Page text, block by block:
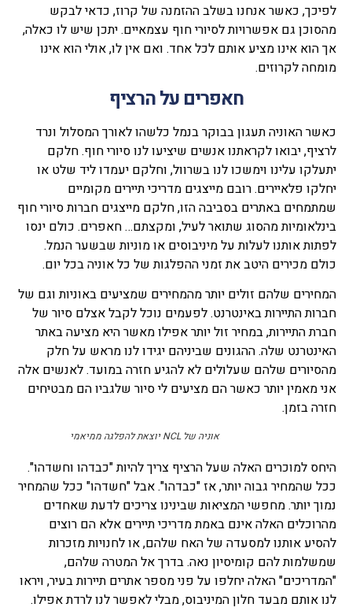
לפיכך, כאשר אנחנו בשלב ההזמנה של קרוז, כדאי לבקש
מהסוכן גם אפשרויות לסיורי חוף עצמאיים. יתכן שיש לו כאלה,
אך הוא אינו מציע אותם לכל אחד. ואם אין לו, אולי הוא אינו
מומחה לקרוזים.
חאפרים על הרציף
כאשר האוניה תעגון בבוקר בנמל כלשהו לאורך המסלול ונרד
לרציף, יבואו לקראתנו אנשים שיציעו לנו סיורי חוף. חלקם
יתעלקו עלינו וימשכו לנו בשרוול, וחלקם יעמדו ליד שלט או
יחלקו פלאיירים. רובם מייצגים מדריכי תיירים מקומיים
שמתמחים באתרים בסביבה הזו, חלקם מייצגים חברות סיורי חוף
בינלאומיות מהסוג שתואר לעיל, ומקצתם… חאפרים. כולם ינסו
לפתות אותנו לעלות על מיניבוסים או מוניות שבשער הנמל.
כולם מכירים היטב את זמני ההפלגות של כל אוניה בכל יום.
המחירים שלהם זולים יותר מהמחירים שמציעים באוניות וגם של
חברות התיירות באינטרנט. לפעמים נוכל לקבל אצלם סיור של
חברת התיירות, במחיר זול יותר אפילו מאשר היא מציעה באתר
האינטרנט שלה. ההגונים שביניהם יגידו לנו מראש על חלק
מהסיורים שלהם שעלולים לא להגיע חזרה במועד. לאנשים אלה
אני מאמין יותר כאשר הם מציעים לי סיור שלגביו הם מבטיחים
חזרה בזמן.
אוניה של NCL יוצאת להפלגה ממיאמי
היחס למוכרים האלה שעל הרציף צריך להיות "כבדהו וחשדהו".
ככל שהמחיר גבוה יותר, אז "כבדהו". אבל "חשדהו" ככל שהמחיר
נמוך יותר. מחפשי המציאות שבינינו צריכים לדעת שאחדים
מהרוכלים האלה אינם באמת מדריכי תיירים אלא הם רוצים
להסיע אותנו למסעדה של האח שלהם, או לחנויות מזכרות
שמשלמות להם קומיסיון נאה. בדרך אל המטרה שלהם,
"המדריכים" האלה יחלפו על פני מספר אתרים תיירות בעיר, ויראו
לנו אותם מבעד חלון המיניבוס, מבלי לאפשר לנו לרדת אפילו.